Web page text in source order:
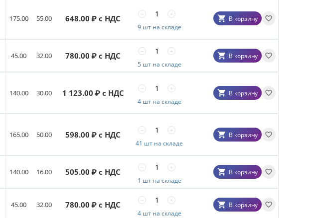
175.00 55.00 648.00 ₽ с НДС +
−
9 шт на складе
В корзину
45.00 32.00 780.00 ₽ с НДС +
−
5 шт на складе
В корзину
140.00 30.00 1 123.00 ₽ с НДС +
−
4 шт на складе
В корзину
165.00 50.00 598.00 ₽ с НДС +
−
41 шт на складе
В корзину
140.00 16.00 505.00 ₽ с НДС +
−
1 шт на складе
В корзину
45.00 32.00 780.00 ₽ с НДС +
−
4 шт на складе
В корзину